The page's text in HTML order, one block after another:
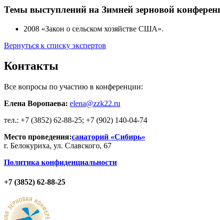
Темы выступлений на Зимней зерновой
2008 «Закон о сельском хозяйстве США».
Вернуться к списку экспертов
Контакты
Все вопросы по участию в конференции:
Елена Воропаева: elena@zzk22.ru
тел.: +7 (3852) 62-88-25; +7 (902) 140-04-74
Место проведения:санаторий «Сибирь»
г. Белокуриха, ул. Славского, 67
Политика конфиденциальности
+7 (3852) 62-88-25